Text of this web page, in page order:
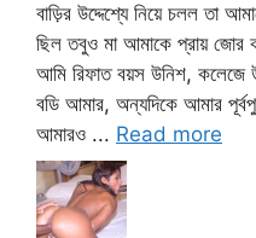
বাড়ির উদ্দেশ্যে নিয়ে চলল তা
ছিল তবুও মা আমাকে প্রায় জোর
আমি রিফাত বয়স উনিশ, কলেজে
বডি আমার, অন্যদিকে আমার
আমারও ... Read more